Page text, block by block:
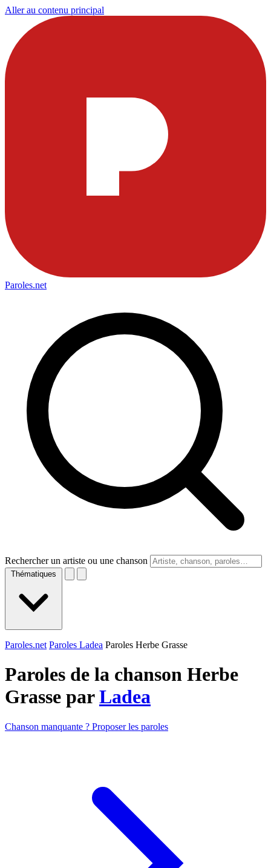
Aller au contenu principal
Paroles.net
Rechercher un artiste ou une chanson
Thématiques
Paroles.net Paroles Ladea Paroles Herbe Grasse
Paroles de la chanson Herbe
Grasse parLadea
Chanson manquante ? Proposer les paroles